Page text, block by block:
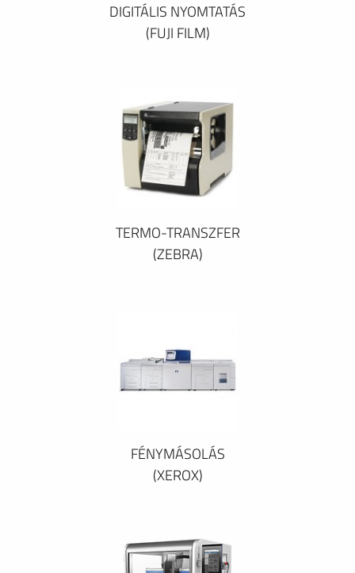
DIGITÁLIS NYOMTATÁS
(FUJI FILM)
TERMO-TRANSZFER
(ZEBRA)
FÉNYMÁSOLÁS
(XEROX)